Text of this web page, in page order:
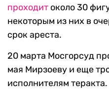
проходит около 30
некоторым из них в
срок ареста.
20 марта Мосгорсуд
мая Мирзоеву и еще
исполнителям теракта.